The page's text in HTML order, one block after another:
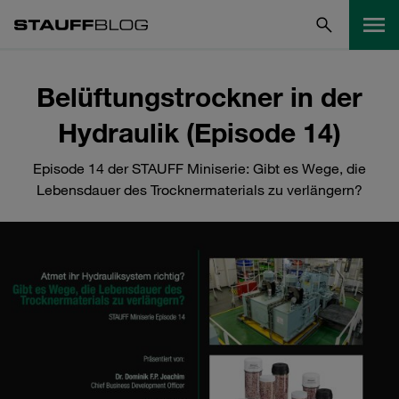
Belüftungstrockner in der
Hydraulik (Episode 14)
Episode 14 der STAUFF Miniserie: Gibt es Wege, die
Lebensdauer des Trocknermaterials zu verlängern?